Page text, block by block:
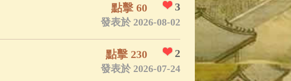
3
點擊 60
發表於 2026-08-02
2
點擊 230
發表於 2026-07-24